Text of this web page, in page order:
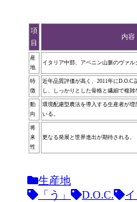
項
目
内容
産
地
イタリア中部、アペニン山脈のヴァル
特
徴
近年品質評価が高く、2011年に
し、しっかりとした骨格と繊細で複雑
動
向
環境配慮型農法を導入する生産者が
いる。
将
来
性
更なる発展と世界進出が期待される。
生産地
「う」
D.O.C.